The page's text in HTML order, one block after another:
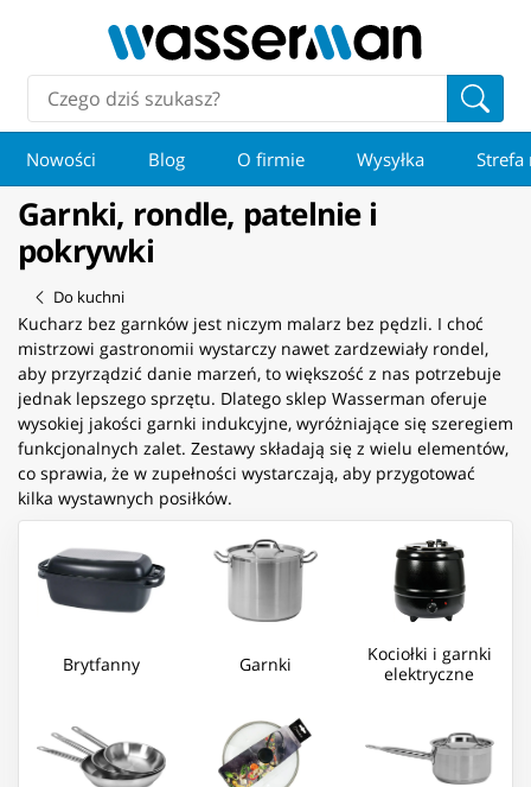
Nowości Blog O firmie Wysyłka Strefa
Garnki, rondle, patelnie i
pokrywki
Do kuchni
Kucharz bez garnków jest niczym malarz bez pędzli. I choć
mistrzowi gastronomii wystarczy nawet zardzewiały rondel,
aby przyrządzić danie marzeń, to większość z nas potrzebuje
jednak lepszego sprzętu. Dlatego sklep Wasserman oferuje
wysokiej jakości garnki indukcyjne, wyróżniające się szeregiem
funkcjonalnych zalet. Zestawy składają się z wielu elementów,
co sprawia, że w zupełności wystarczają, aby przygotować
kilka wystawnych posiłków.
Brytfanny Garnki
Kociołki i garnki
elektryczne